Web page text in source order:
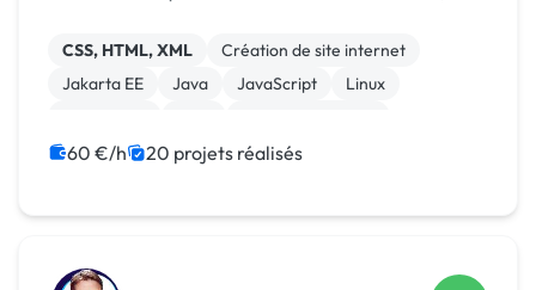
ans les entrepr
CSS, HTML, XML
Création de site internet
Jakarta EE
Java JavaScript
Linux
Modules et composants
60 €/h 20 projets réalisés